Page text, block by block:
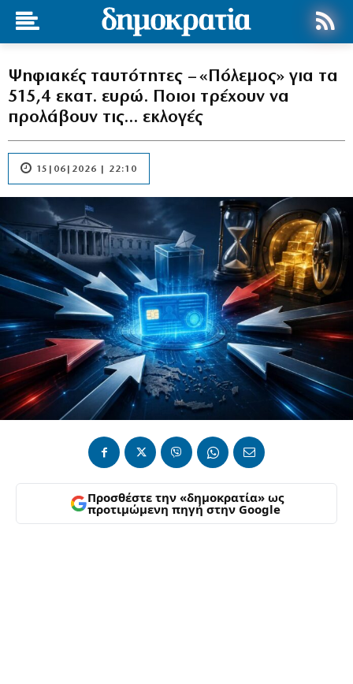
Ψηφιακές ταυτότητες – «Πόλεμος» για τα
515,4 εκατ. ευρώ. Ποιοι τρέχουν να
προλάβουν τις… εκλογές
15|06|2026 | 22:10
Προσθέστε την «δημοκρατία» ως
προτιμώμενη πηγή στην Google